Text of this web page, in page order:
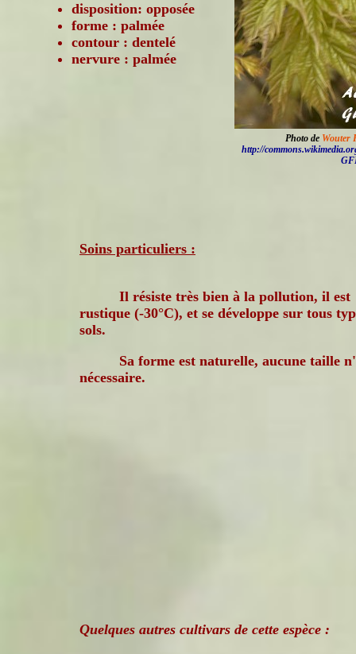
Photo de Wouter
http://
disposition: opposée
forme : palmée
contour : dentelé
nervure : palmée
Soins particuliers :
Il résiste très bien à la pollution, il est
rustique (-30°C), et se développe sur tous
sols.
Sa forme est naturelle, aucune taille
nécessaire.
Quelques autres cultivars de cette espèce :